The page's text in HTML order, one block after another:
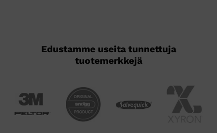
Edustamme useita tunnettuja
tuotemerkkejä